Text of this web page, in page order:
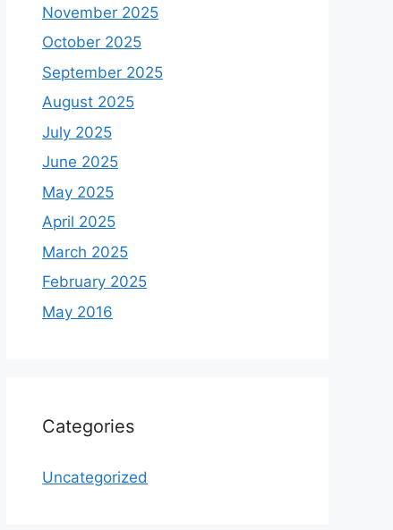
November 2025
October 2025
September 2025
August 2025
July 2025
June 2025
May 2025
April 2025
March 2025
February 2025
May 2016
Categories
Uncategorized